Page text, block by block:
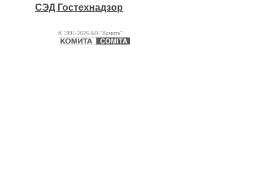
СЭД Гостехнадзор
© 1991-2026 АО "Комита"